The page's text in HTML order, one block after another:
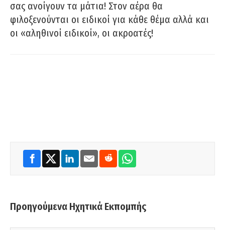
σας ανοίγουν τα μάτια! Στον αέρα θα
φιλοξενούνται οι ειδικοί για κάθε θέμα αλλά και
οι «αληθινοί ειδικοί», οι ακροατές!
Προηγούμενα Ηχητικά Εκπομπής